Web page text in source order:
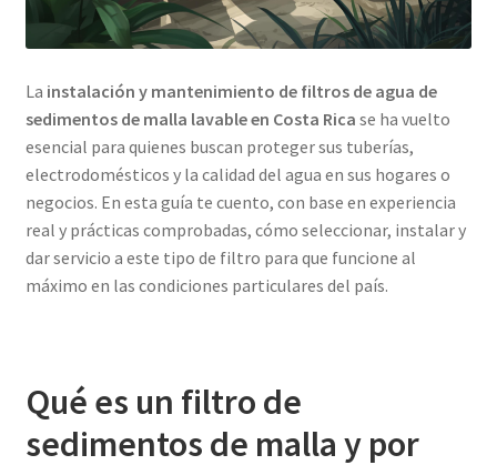
La instalación y mantenimiento de filtros de agua de
sedimentos de malla lavable en Costa Rica se ha vuelto
esencial para quienes buscan proteger sus tuberías,
electrodomésticos y la calidad del agua en sus hogares o
negocios. En esta guía te cuento, con base en experiencia
real y prácticas comprobadas, cómo seleccionar, instalar y
dar servicio a este tipo de filtro para que funcione al
máximo en las condiciones particulares del país.
Qué es un filtro de
sedimentos de malla y por